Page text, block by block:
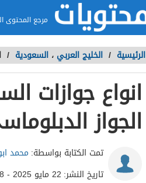
مرجع المحتوى
الرئيسية / الخليج العربي ، السعودية /
انواع جوازات
الجواز
تمت الكتابة بواسطة: محمد
تاريخ النشر: 22 مايو 2025 - 5:28م